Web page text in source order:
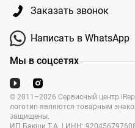
Заказать звонок
Написать в WhatsApp
Мы в соцсетях
© 2011–2026 Сервисный центр
логотип являются товарным
защищены.
ИП Бакши Т.А. | ИНН: